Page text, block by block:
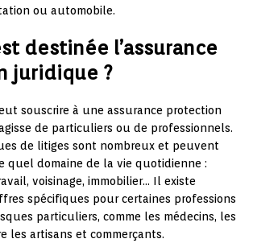
ou automobile.
destinée l’assurance
juridique ?
souscrire à une assurance protection
de particuliers ou de professionnels.
de litiges sont nombreux et peuvent
quel domaine de la vie quotidienne :
voisinage, immobilier… Il existe
spécifiques pour certaines professions
particuliers, comme les médecins, les
les artisans et commerçants.